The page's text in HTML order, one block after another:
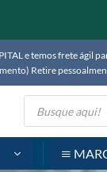
e temos frete ágil
Retire
Pesquisar
produtos